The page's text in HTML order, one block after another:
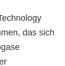
das sich